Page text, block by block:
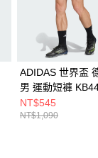
ADIDAS 世界盃
男 運動短褲
NT$545
NT$1,090